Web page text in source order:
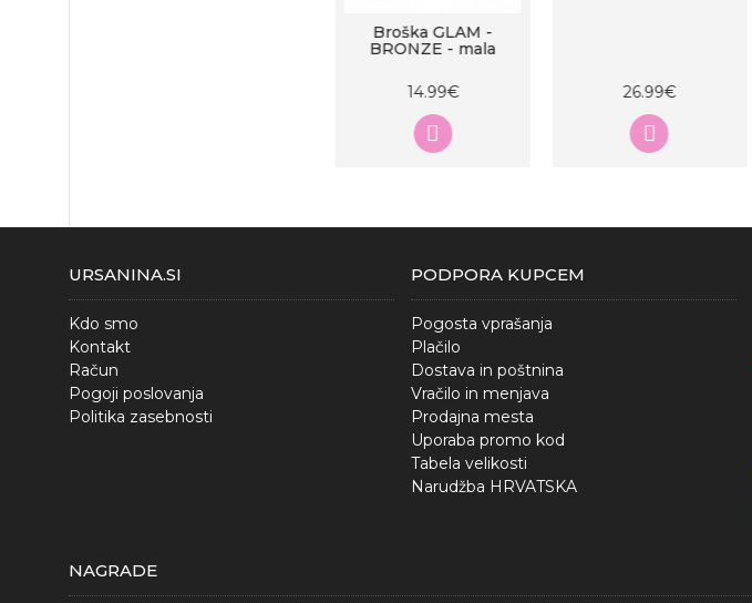
Broška GLAM -
BRONZE - mala
14.99€ 26.99€
URSANINA.SI
Kdo smo
Kontakt
Račun
Pogoji poslovanja
Politika zasebnosti
PODPORA KUPCEM
Pogosta vprašanja
Plačilo
Dostava in poštnina
Vračilo in menjava
Prodajna mesta
Uporaba promo kod
Tabela velikosti
Narudžba HRVATSKA
NAGRADE